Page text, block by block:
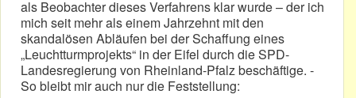
als Beobachter dieses Verfahrens klar wurde – der ich
mich seit mehr als einem Jahrzehnt mit den
skandalösen Abläufen bei der Schaffung eines
„Leuchtturmprojekts“ in der Eifel durch die SPD-
Landesregierung von Rheinland-Pfalz beschäftige. -
So bleibt mir auch nur die Feststellung: